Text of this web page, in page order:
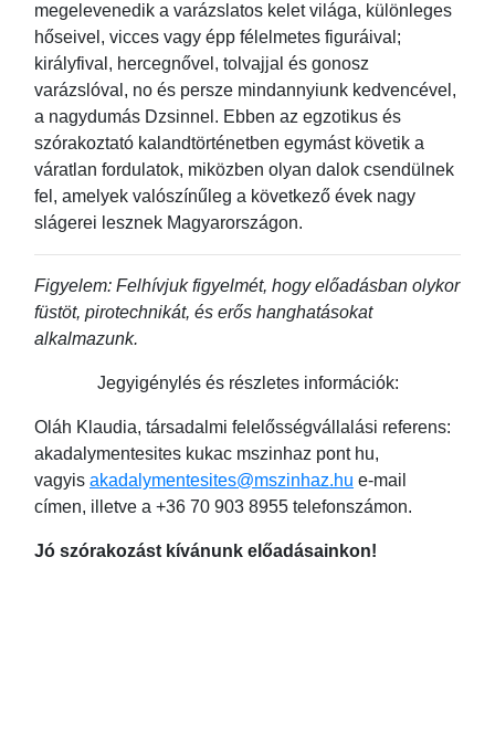
megelevenedik a varázslatos kelet világa, különleges
hőseivel, vicces vagy épp félelmetes figuráival;
királyfival, hercegnővel, tolvajjal és gonosz
varázslóval, no és persze mindannyiunk kedvencével,
a nagydumás Dzsinnel. Ebben az egzotikus és
szórakoztató kalandtörténetben egymást követik a
váratlan fordulatok, miközben olyan dalok csendülnek
fel, amelyek valószínűleg a következő évek nagy
slágerei lesznek Magyarországon.
Figyelem: Felhívjuk figyelmét, hogy előadásban olykor
füstöt, pirotechnikát, és erős hanghatásokat
alkalmazunk.
Jegyigénylés és részletes információk:
Oláh Klaudia, társadalmi felelősségvállalási referens:
akadalymentesites kukac mszinhaz pont hu,
vagyis akadalymentesites@mszinhaz.hu e-mail
címen, illetve a +36 70 903 8955 telefonszámon.
Jó szórakozást kívánunk előadásainkon!